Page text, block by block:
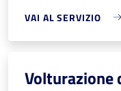
VAI AL SERVIZIO
Volturazione